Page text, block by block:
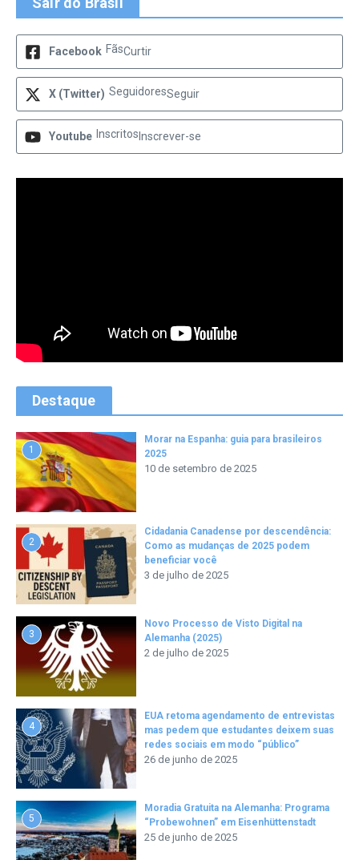
Facebook FãsCurtir
X (Twitter) SeguidoresSeguir
Youtube Inscritos Inscrever-se
Destaque
1
Morar na Espanha: guia para brasileiros
2025
10 de setembro de 2025
2
Cidadania Canadense por descendência:
Como as mudanças de 2025 podem
beneficiar você
3 de julho de 2025
3
Novo Processo de Visto Digital na
Alemanha (2025)
2 de julho de 2025
4
EUA retoma agendamento de entrevistas
mas pedem que estudantes deixem suas
redes sociais em modo “público”
26 de junho de 2025
5
Moradia Gratuita na Alemanha: Programa
“Probewohnen” em Eisenhüttenstadt
25 de junho de 2025